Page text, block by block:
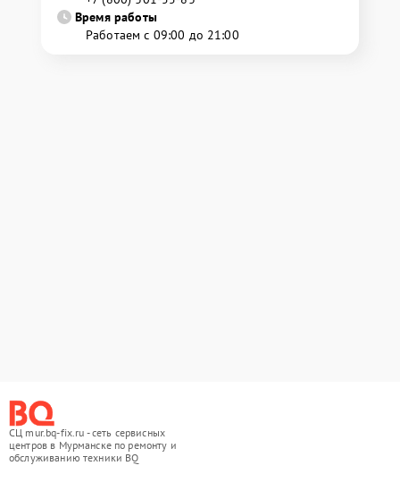
Время работы
Работаем с 09:00 до 21:00
СЦ mur.bq-fix.ru - сеть сервисных
центров в Мурманске по ремонту и
обслуживанию техники BQ